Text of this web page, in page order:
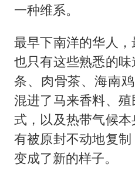
一种维系。
最早下南洋的华人
也只有这些熟悉的
条、肉骨茶、海南
混进了马来香料、
式，以及热带气候
有被原封不动地复
变成了新的样子。